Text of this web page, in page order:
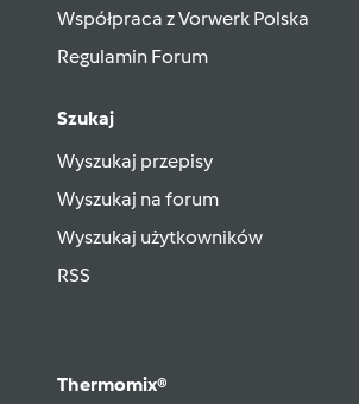
Współpraca z Vorwerk Polska
Regulamin Forum
Szukaj
Wyszukaj przepisy
Wyszukaj na forum
Wyszukaj użytkowników
RSS
Thermomix®